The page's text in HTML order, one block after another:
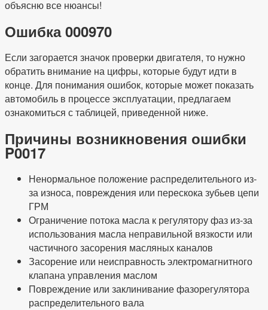
объясню все нюансы!
Ошибка 000970
Если загорается значок проверки двигателя, то нужно
обратить внимание на цифры, которые будут идти в
конце. Для понимания ошибок, которые может показать
автомобиль в процессе эксплуатации, предлагаем
ознакомиться с таблицей, приведенной ниже.
Причины возникновения ошибки
P0017
Ненормальное положение распределительного из-
за износа, повреждения или перескока зубьев цепи
ГРМ
Ограничение потока масла к регулятору фаз из-за
использования масла неправильной вязкости или
частичного засорения масляных каналов
Засорение или неисправность электромагнитного
клапана управления маслом
Повреждение или заклинивание фазорегулятора
распределительного вала